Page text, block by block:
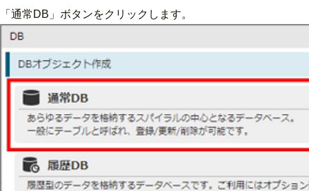
「通常DB」ボタンをクリックします。